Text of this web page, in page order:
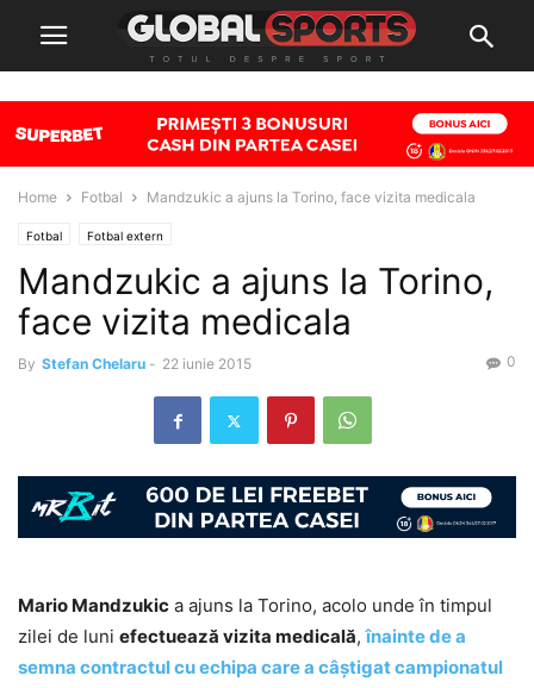
Home Fotbal Mandzukic a ajuns la Torino, face vizita medicala
Fotbal Fotbal extern
Mandzukic a ajuns la Torino,
face vizita medicala
By Stefan Chelaru - 22 iunie 2015 0
Mario Mandzukic a ajuns la Torino, acolo unde în timpul
zilei de luni efectuează vizita medicală,înainte de a
semna contractul cu echipa care a câştigat campionatul